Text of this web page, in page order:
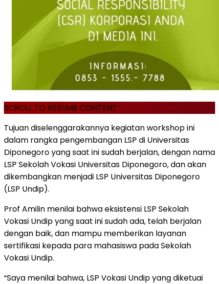
SCROLL TO RESUME CONTENT
Tujuan diselenggarakannya kegiatan workshop ini
dalam rangka pengembangan LSP di Universitas
Diponegoro yang saat ini sudah berjalan, dengan nama
LSP Sekolah Vokasi Universitas Diponegoro, dan akan
dikembangkan menjadi LSP Universitas Diponegoro
(LSP Undip).
Prof Amilin menilai bahwa eksistensi LSP Sekolah
Vokasi Undip yang saat ini sudah ada, telah berjalan
dengan baik, dan mampu memberikan layanan
sertifikasi kepada para mahasiswa pada Sekolah
Vokasi Undip.
“Saya menilai bahwa, LSP Vokasi Undip yang diketuai